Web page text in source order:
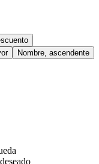
Nombre, ascendente